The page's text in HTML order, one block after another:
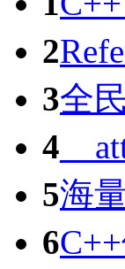
2
3全
4
5海
6